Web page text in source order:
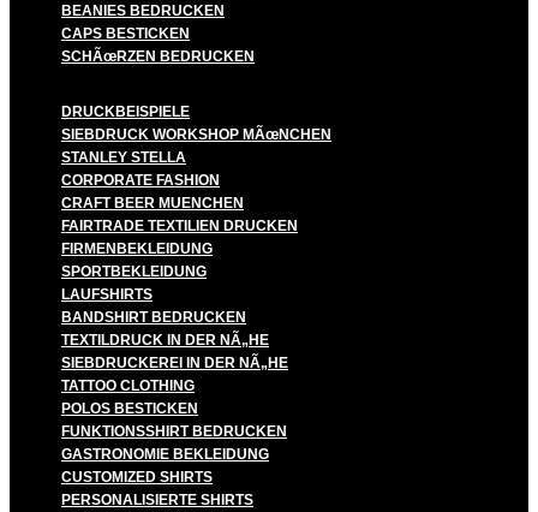
BEANIES BEDRUCKEN
CAPS BESTICKEN
SCHÃœRZEN BEDRUCKEN
DRUCKBEISPIELE
SIEBDRUCK WORKSHOP MÃœNCHEN
STANLEY STELLA
CORPORATE FASHION
CRAFT BEER MUENCHEN
FAIRTRADE TEXTILIEN DRUCKEN
FIRMENBEKLEIDUNG
SPORTBEKLEIDUNG
LAUFSHIRTS
BANDSHIRT BEDRUCKEN
TEXTILDRUCK IN DER NÃ„HE
SIEBDRUCKEREI IN DER NÃ„HE
TATTOO CLOTHING
POLOS BESTICKEN
FUNKTIONSSHIRT BEDRUCKEN
GASTRONOMIE BEKLEIDUNG
CUSTOMIZED SHIRTS
PERSONALISIERTE SHIRTS